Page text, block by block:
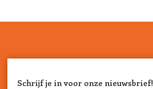
Schrijf je in voor onze nieuwsbrief!